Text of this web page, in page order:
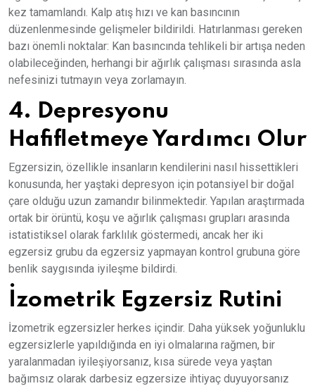
kez tamamlandı. Kalp atış hızı ve kan basıncının
düzenlenmesinde gelişmeler bildirildi. Hatırlanması gereken
bazı önemli noktalar: Kan basıncında tehlikeli bir artışa neden
olabileceğinden, herhangi bir ağırlık çalışması sırasında asla
nefesinizi tutmayın veya zorlamayın.
4. Depresyonu
Hafifletmeye Yardımcı Olur
Egzersizin, özellikle insanların kendilerini nasıl hissettikleri
konusunda, her yaştaki depresyon için potansiyel bir doğal
çare olduğu uzun zamandır bilinmektedir. Yapılan araştırmada
ortak bir örüntü, koşu ve ağırlık çalışması grupları arasında
istatistiksel olarak farklılık göstermedi, ancak her iki
egzersiz grubu da egzersiz yapmayan kontrol grubuna göre
benlik saygısında iyileşme bildirdi.
İzometrik Egzersiz Rutini
İzometrik egzersizler herkes içindir. Daha yüksek yoğunluklu
egzersizlerle yapıldığında en iyi olmalarına rağmen, bir
yaralanmadan iyileşiyorsanız, kısa sürede veya yaştan
bağımsız olarak darbesiz egzersize ihtiyaç duyuyorsanız